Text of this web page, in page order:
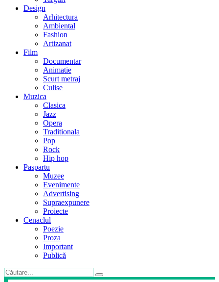
Design
Arhitectura
Ambiental
Fashion
Artizanat
Film
Documentar
Animatie
Scurt metraj
Culise
Muzica
Clasica
Jazz
Opera
Traditionala
Pop
Rock
Hip hop
Paspartu
Muzee
Evenimente
Advertising
Supraexpunere
Proiecte
Cenaclul
Poezie
Proza
Important
Publică